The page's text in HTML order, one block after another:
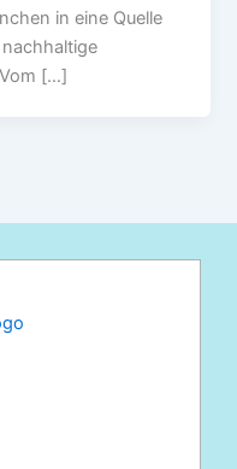
in eine Quelle
[…]